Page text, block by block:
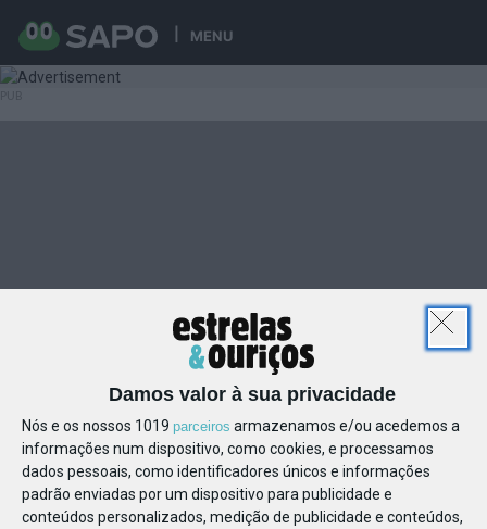
MENU
Damos valor à sua privacidade
Nós e os nossos 1019 parceiros armazenamos e/ou acedemos a
informações num dispositivo, como cookies, e processamos
dados pessoais, como identificadores únicos e informações
padrão enviadas por um dispositivo para publicidade e
conteúdos personalizados, medição de publicidade e conteúdos,